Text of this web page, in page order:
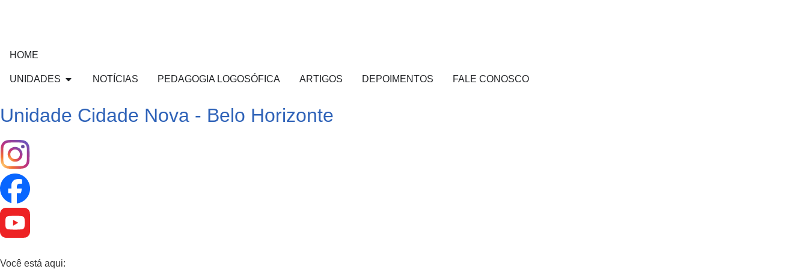
HOME
UNIDADES NOTÍCIAS PEDAGOGIA LOGOSÓFICA ARTIGOS DEPOIMENTOS FALE CONOSCO
Unidade Cidade Nova - Belo Horizonte
Você está aqui: